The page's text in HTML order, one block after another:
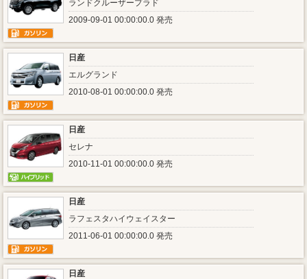
ランドクルーザープラド
2009-09-01 00:00:00.0 発売
日産
エルグランド
2010-08-01 00:00:00.0 発売
日産
セレナ
2010-11-01 00:00:00.0 発売
日産
ラフェスタハイウェイスター
2011-06-01 00:00:00.0 発売
日産